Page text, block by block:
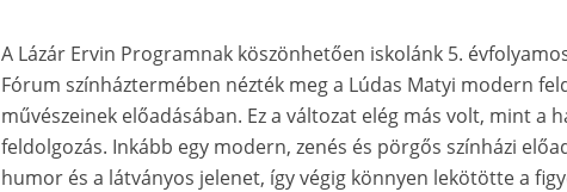
A Lázár Ervin Programnak köszönhetően iskolánk 5.
Fórum színháztermében nézték meg a Lúdas Matyi modern
művészeinek előadásában. Ez a változat elég más volt, mint a
feldolgozás. Inkább egy modern, zenés és pörgős színházi
humor és a látványos jelenet, így végig könnyen lekötötte a